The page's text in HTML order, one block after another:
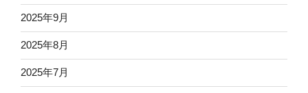
2025年9月
2025年8月
2025年7月